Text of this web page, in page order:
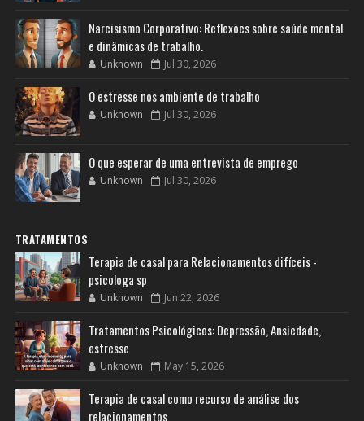
Narcisismo Corporativo: Reflexões sobre saúde mental
e dinâmicas de trabalho.
Unknown Jul 30, 2026
O estresse nos ambiente de trabalho
Unknown Jul 30, 2026
O que esperar de uma entrevista de emprego
Unknown Jul 30, 2026
TRATAMENTOS
Terapia de casal para Relacionamentos difíceis -
psicologa sp
Unknown Jun 22, 2026
Tratamentos Psicológicos: Depressão, Ansiedade,
estresse
Unknown May 15, 2026
Terapia de casal como recurso de análise dos
relacionamentos